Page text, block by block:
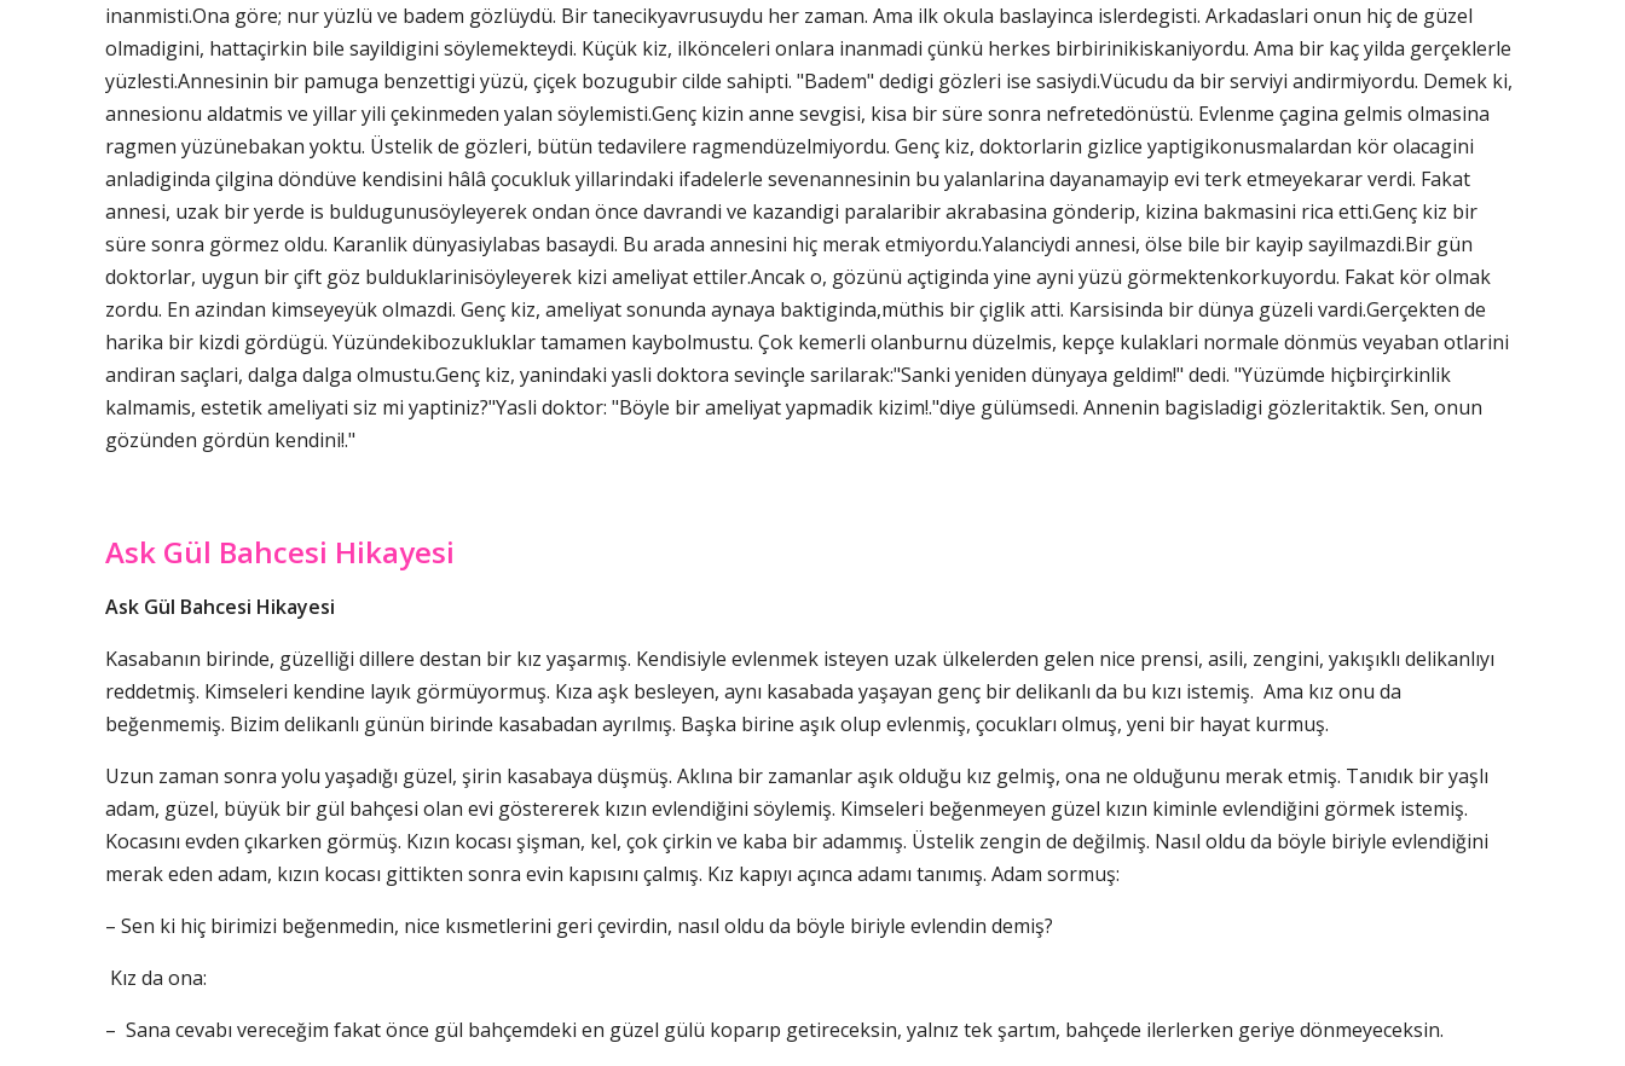
inanmisti.Ona göre; nur yüzlü ve badem gözlüydü. Bir tanecikyavrusuydu her zaman. Ama ilk okula baslayinca islerdegisti. Arkadaslari onun hiç de güzel
olmadigini, hattaçirkin bile sayildigini söylemekteydi. Küçük kiz, ilkönceleri onlara inanmadi çünkü herkes birbirinikiskaniyordu. Ama bir kaç yilda gerçeklerle
yüzlesti.Annesinin bir pamuga benzettigi yüzü, çiçek bozugubir cilde sahipti. "Badem" dedigi gözleri ise sasiydi.Vücudu da bir serviyi andirmiyordu. Demek ki,
annesionu aldatmis ve yillar yili çekinmeden yalan söylemisti.Genç kizin anne sevgisi, kisa bir süre sonra nefretedönüstü. Evlenme çagina gelmis olmasina
ragmen yüzünebakan yoktu. Üstelik de gözleri, bütün tedavilere ragmendüzelmiyordu. Genç kiz, doktorlarin gizlice yaptigikonusmalardan kör olacagini
anladiginda çilgina döndüve kendisini hâlâ çocukluk yillarindaki ifadelerle sevenannesinin bu yalanlarina dayanamayip evi terk etmeyekarar verdi. Fakat
annesi, uzak bir yerde is buldugunusöyleyerek ondan önce davrandi ve kazandigi paralaribir akrabasina gönderip, kizina bakmasini rica etti.Genç kiz bir
süre sonra görmez oldu. Karanlik dünyasiylabas basaydi. Bu arada annesini hiç merak etmiyordu.Yalanciydi annesi, ölse bile bir kayip sayilmazdi.Bir gün
doktorlar, uygun bir çift göz bulduklarinisöyleyerek kizi ameliyat ettiler.Ancak o, gözünü açtiginda yine ayni yüzü görmektenkorkuyordu. Fakat kör olmak
zordu. En azindan kimseyeyük olmazdi. Genç kiz, ameliyat sonunda aynaya baktiginda,müthis bir çiglik atti. Karsisinda bir dünya güzeli vardi.Gerçekten de
harika bir kizdi gördügü. Yüzündekibozukluklar tamamen kaybolmustu. Çok kemerli olanburnu düzelmis, kepçe kulaklari normale dönmüs veyaban otlarini
andiran saçlari, dalga dalga olmustu.Genç kiz, yanindaki yasli doktora sevinçle sarilarak:"Sanki yeniden dünyaya geldim!" dedi. "Yüzümde hiçbirçirkinlik
kalmamis, estetik ameliyati siz mi yaptiniz?"Yasli doktor: "Böyle bir ameliyat yapmadik kizim!."diye gülümsedi. Annenin bagisladigi gözleritaktik. Sen, onun
gözünden gördün kendini!."
Ask Gül Bahcesi Hikayesi
Ask Gül Bahcesi Hikayesi
Kasabanın birinde, güzelliği dillere destan bir kız yaşarmış. Kendisiyle evlenmek isteyen uzak ülkelerden gelen nice prensi, asili, zengini, yakışıklı delikanlıyı
reddetmiş. Kimseleri kendine layık görmüyormuş. Kıza aşk besleyen, aynı kasabada yaşayan genç bir delikanlı da bu kızı istemiş. Ama kız onu da
beğenmemiş. Bizim delikanlı günün birinde kasabadan ayrılmış. Başka birine aşık olup evlenmiş, çocukları olmuş, yeni bir hayat kurmuş.
Uzun zaman sonra yolu yaşadığı güzel, şirin kasabaya düşmüş. Aklına bir zamanlar aşık olduğu kız gelmiş, ona ne olduğunu merak etmiş. Tanıdık bir yaşlı
adam, güzel, büyük bir gül bahçesi olan evi göstererek kızın evlendiğini söylemiş. Kimseleri beğenmeyen güzel kızın kiminle evlendiğini görmek istemiş.
Kocasını evden çıkarken görmüş. Kızın kocası şişman, kel, çok çirkin ve kaba bir adammış. Üstelik zengin de değilmiş. Nasıl oldu da böyle biriyle evlendiğini
merak eden adam, kızın kocası gittikten sonra evin kapısını çalmış. Kız kapıyı açınca adamı tanımış. Adam sormuş:
– Sen ki hiç birimizi beğenmedin, nice kısmetlerini geri çevirdin, nasıl oldu da böyle biriyle evlendin demiş?
Kız da ona:
– Sana cevabı vereceğim fakat önce gül bahçemdeki en güzel gülü koparıp getireceksin, yalnız tek şartım, bahçede ilerlerken geriye dönmeyeceksin.